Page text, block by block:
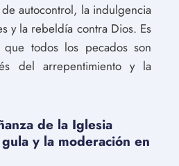
autocontrol, la indulgencia
y la rebeldía contra Dios. Es
que todos los pecados son
del arrepentimiento y la
de la Iglesia
y la moderación en